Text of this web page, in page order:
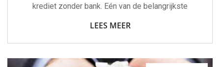
krediet zonder bank. Eén van de belangrijkste
LEES MEER